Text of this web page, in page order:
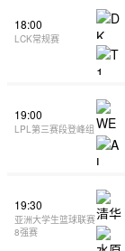
18:00
LCK常规赛
19:00
LPL第三赛段登峰组
19:30
亚洲大学生篮球联赛
8强赛